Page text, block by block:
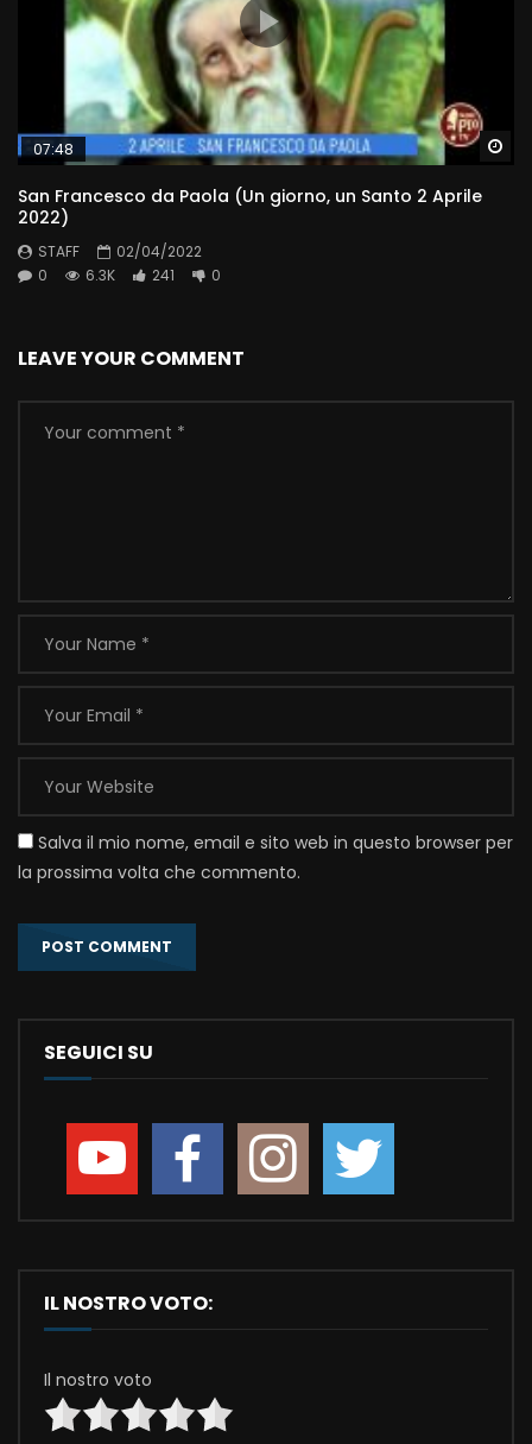
07:48
San Francesco da Paola (Un giorno, un Santo 2 Aprile
2022)
STAFF
02/04/2022
0
6.3K 241 0
LEAVE YOUR COMMENT
Salva il mio nome, email e sito web in questo browser per
la prossima volta che commento.
SEGUICI SU
IL NOSTRO VOTO:
Il nostro voto